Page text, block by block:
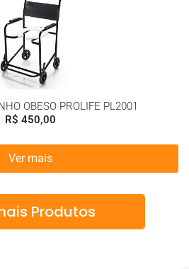
OBESO PROLIFE PL2001
R$ 450,00
Ver mais
Produtos